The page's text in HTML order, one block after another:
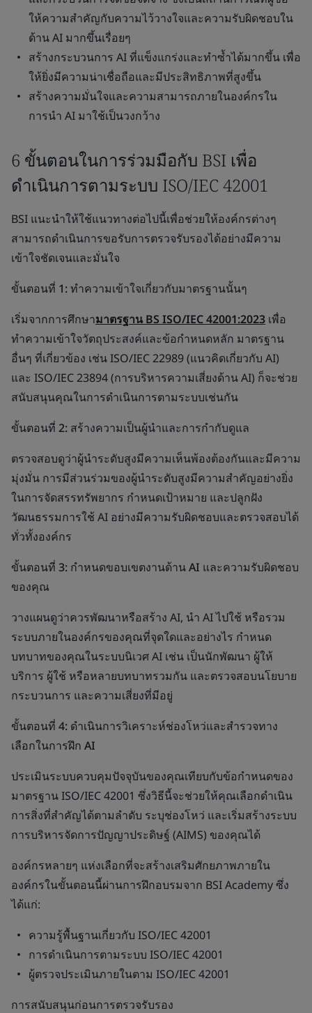
ให้ความสำคัญกับความไว้วางใจและความรับผิดชอบใน
ด้าน AI มากขึ้นเรื่อยๆ
สร้างกระบวนการ AI ที่แข็งแกร่งและทำซ้ำได้มากขึ้น เพื่อ
ให้ยิ่งมีความน่าเชื่อถือและมีประสิทธิภาพที่สูงขึ้น
สร้างความมั่นใจและความสามารถภายในองค์กรใน
การนำ AI มาใช้เป็นวงกว้าง
6 ขั้นตอนในการร่วมมือกับ BSI เพื่อ
ดำเนินการตามระบบ ISO/IEC 42001
BSI แนะนำให้ใช้แนวทางต่อไปนี้เพื่อช่วยให้องค์กรต่างๆ
สามารถดำเนินการขอรับการตรวจรับรองได้อย่างมีความ
เข้าใจชัดเจนและมั่นใจ
ขั้นตอนที่ 1: ทำความเข้าใจเกี่ยวกับมาตรฐานนั้นๆ
เริ่มจากการศึกษามาตรฐาน BS ISO/IEC 42001:2023 เพื่อ
ทำความเข้าใจวัตถุประสงค์และข้อกำหนดหลัก มาตรฐาน
อื่นๆ ที่เกี่ยวข้อง เช่น ISO/IEC 22989 (แนวคิดเกี่ยวกับ AI)
และ ISO/IEC 23894 (การบริหารความเสี่ยงด้าน AI) ก็จะช่วย
สนับสนุนคุณในการดำเนินการตามระบบเช่นกัน
ขั้นตอนที่ 2: สร้างความเป็นผู้นำและการกำกับดูแล
ตรวจสอบดูว่าผู้นำระดับสูงมีความเห็นพ้องต้องกันและมีความ
มุ่งมั่น การมีส่วนร่วมของผู้นำระดับสูงมีความสำคัญอย่างยิ่ง
ในการจัดสรรทรัพยากร กำหนดเป้าหมาย และปลูกฝัง
วัฒนธรรมการใช้ AI อย่างมีความรับผิดชอบและตรวจสอบได้
ทั่วทั้งองค์กร
ขั้นตอนที่ 3: กำหนดขอบเขตงานด้าน AI และความรับผิดชอบ
ของคุณ
วางแผนดูว่าควรพัฒนาหรือสร้าง AI, นำ AI ไปใช้ หรือรวม
ระบบภายในองค์กรของคุณที่จุดใดและอย่างไร กำหนด
บทบาทของคุณในระบบนิเวศ AI เช่น เป็นนักพัฒนา ผู้ให้
บริการ ผู้ใช้ หรือหลายบทบาทรวมกัน และตรวจสอบนโยบาย
กระบวนการ และความเสี่ยงที่มีอยู่
ขั้นตอนที่ 4: ดำเนินการวิเคราะห์ช่องโหว่และสำรวจทาง
เลือกในการฝึก AI
ประเมินระบบควบคุมปัจจุบันของคุณเทียบกับข้อกำหนดของ
มาตรฐาน ISO/IEC 42001 ซึ่งวิธีนี้จะช่วยให้คุณเลือกดำเนิน
การสิ่งที่สำคัญได้ตามลำดับ ระบุช่องโหว่ และเริ่มสร้างระบบ
การบริหารจัดการปัญญาประดิษฐ์ (AIMS) ของคุณได้
องค์กรหลายๆ แห่งเลือกที่จะสร้างเสริมศักยภาพภายใน
องค์กรในขั้นตอนนี้ผ่านการฝึกอบรมจาก BSI Academy ซึ่ง
ได้แก่:
ความรู้พื้นฐานเกี่ยวกับ ISO/IEC 42001
การดำเนินการตามระบบ ISO/IEC 42001
ผู้ตรวจประเมินภายในตาม ISO/IEC 42001
การสนับสนุนก่อนการตรวจรับรอง